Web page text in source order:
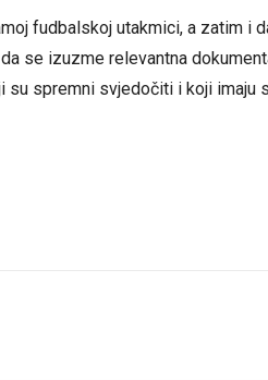
fudbalskoj utakmici, a zatim i
se izuzme relevantna
spremni svjedočiti i koji imaju